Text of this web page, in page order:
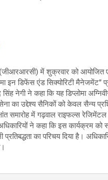
में शुक्रवार को आयोजित एक
इन डिफेंस एंड सिक्योरिटी मैनेजमेंट”
नेगी ने कहा कि यह डिप्लोमा
का उद्देश्य सैनिकों को केवल सैन्य
समारोह में गढ़वाल राइफल्स
ने कहा कि इस कार्यक्रम
का परिचय दिया है।